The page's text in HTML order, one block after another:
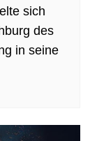
sich
des
in seine